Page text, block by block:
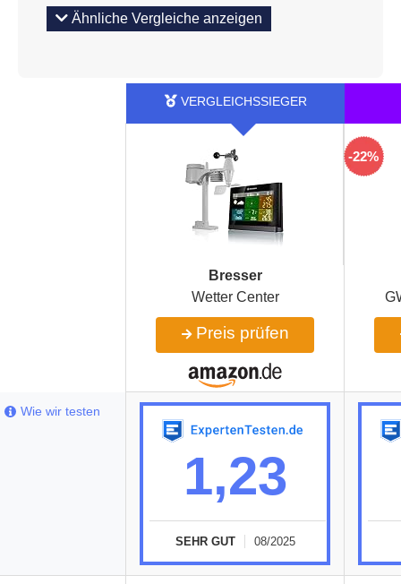
Ähnliche Vergleiche anzeigen
-22%
Bresser
Wetter Center
Preis prüfen
1,23
SEHR GUT 08/2025
Wie wir testen